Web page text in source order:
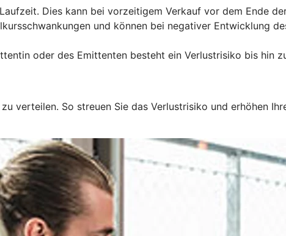
Dies kann bei vorzeitigem Verkauf vor dem Ende
und können bei negativer Entwicklung
oder des Emittenten besteht ein Verlustrisiko bis hin
verteilen. So streuen Sie das Verlustrisiko und erhöhen